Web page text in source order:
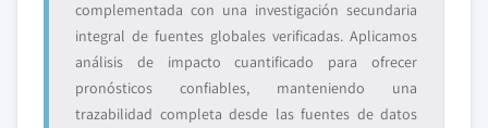
complementada con una investigación secundaria
integral de fuentes globales verificadas. Aplicamos
análisis de impacto cuantificado para ofrecer
pronósticos confiables, manteniendo una
trazabilidad completa desde las fuentes de datos